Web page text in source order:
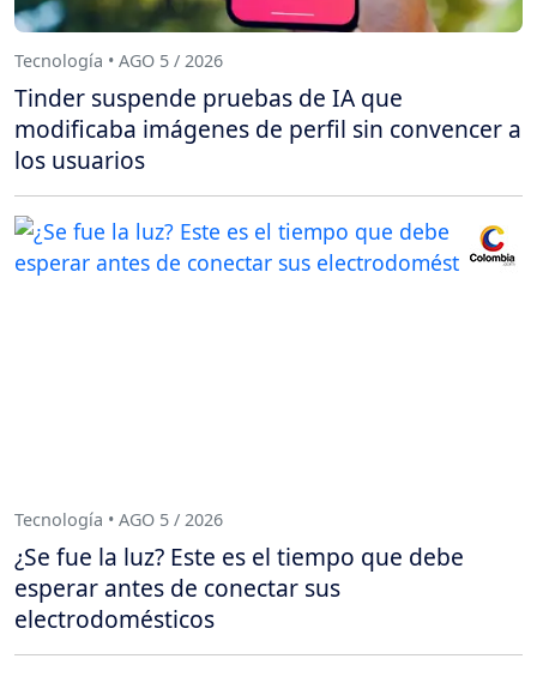
Tecnología • AGO 5 / 2026
Tinder suspende pruebas de IA que
modificaba imágenes de perfil sin convencer a
los usuarios
Tecnología • AGO 5 / 2026
¿Se fue la luz? Este es el tiempo que debe
esperar antes de conectar sus
electrodomésticos